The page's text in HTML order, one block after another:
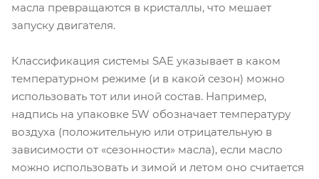
масла превращаются в кристаллы, что мешает
запуску двигателя.
Классификация системы SAE указывает в каком
температурном режиме (и в какой сезон) можно
использовать тот или иной состав. Например,
надпись на упаковке 5W обозначает температуру
воздуха (положительную или отрицательную в
зависимости от «сезонности» масла), если масло
можно использовать и зимой и летом оно считается